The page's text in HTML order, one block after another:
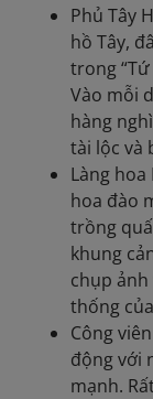
Phủ Tây
hồ Tây,
trong
Vào mỗi
hàng
tài lộc và
Làng
hoa đào
trồng
khung
chụp
thống
Công
động với
mạnh.